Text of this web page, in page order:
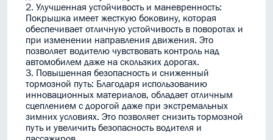
2. Улучшенная устойчивость и маневренность:
Покрышка имеет жесткую боковину, которая
обеспечивает отличную устойчивость в поворотах и
при изменении направления движения. Это
позволяет водителю чувствовать контроль над
автомобилем даже на скользких дорогах.
3. Повышенная безопасность и сниженный
тормозной путь: Благодаря использованию
инновационных материалов, обладает отличным
сцеплением с дорогой даже при экстремальных
зимних условиях. Это позволяет снизить тормозной
путь и увеличить безопасность водителя и